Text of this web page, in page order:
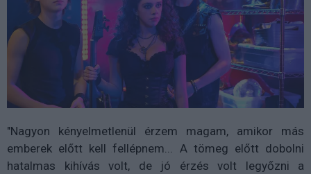
"Nagyon kényelmetlenül érzem magam, amikor más
emberek előtt kell fellépnem... A tömeg előtt dobolni
hatalmas kihívás volt, de jó érzés volt legyőzni a